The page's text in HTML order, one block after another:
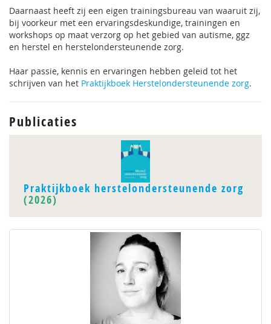
Daarnaast heeft zij een eigen trainingsbureau van waaruit zij,
bij voorkeur met een ervaringsdeskundige, trainingen en
workshops op maat verzorg op het gebied van autisme, ggz
en herstel en herstelondersteunende zorg.
Haar passie, kennis en ervaringen hebben geleid tot het
schrijven van het Praktijkboek Herstelondersteunende zorg.
Publicaties
Praktijkboek herstelondersteunende zorg
(2026)